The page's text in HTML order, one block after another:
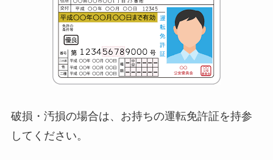
破損・汚損の場合は、お持ちの運転免許証を持参
してください。